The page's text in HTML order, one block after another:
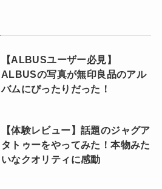
【ALBUSユーザー必見】
ALBUSの写真が無印良品のアル
バムにぴったりだった！
【体験レビュー】話題のジャグア
タトゥーをやってみた！本物みた
いなクオリティに感動